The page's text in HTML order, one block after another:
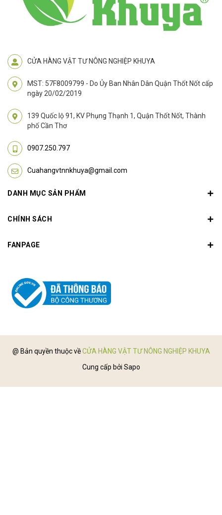
CỬA HÀNG VẬT TƯ NÔNG NGHIỆP KHUYA
MST: 57F8009799 - Do Ủy Ban Nhân Dân Quận Thốt Nốt cấp
ngày 20/02/2019
139 Quốc lộ 91, KV Phụng Thạnh 1, Quận Thốt Nốt, Thành
phố Cần Thơ
0907.250.797
Cuahangvtnnkhuya@gmail.com
DANH MỤC SẢN PHẨM
CHÍNH SÁCH
FANPAGE
@ Bản quyền thuộc vềCỬA HÀNG VẬT TƯ NÔNG NGHIỆP KHUYA
Cung cấp bởi Sapo